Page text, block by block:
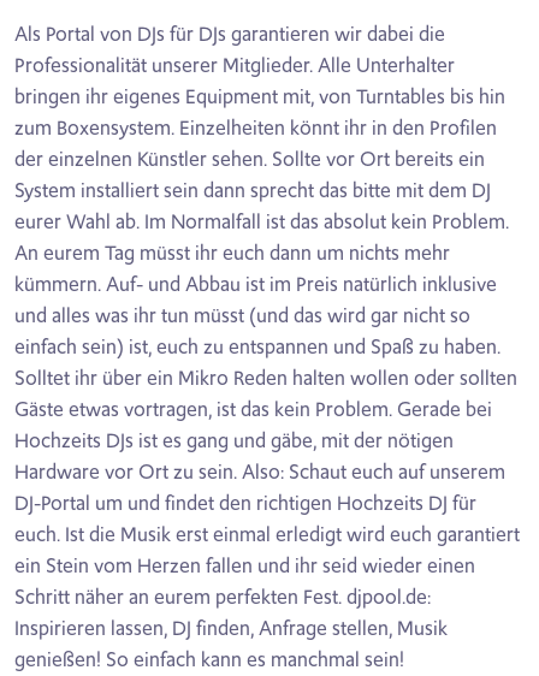
Als Portal von DJs für DJs garantieren wir dabei die
Professionalität unserer Mitglieder. Alle Unterhalter
bringen ihr eigenes Equipment mit, von Turntables bis hin
zum Boxensystem. Einzelheiten könnt ihr in den Profilen
der einzelnen Künstler sehen. Sollte vor Ort bereits ein
System installiert sein dann sprecht das bitte mit dem DJ
eurer Wahl ab. Im Normalfall ist das absolut kein Problem.
An eurem Tag müsst ihr euch dann um nichts mehr
kümmern. Auf- und Abbau ist im Preis natürlich inklusive
und alles was ihr tun müsst (und das wird gar nicht so
einfach sein) ist, euch zu entspannen und Spaß zu haben.
Solltet ihr über ein Mikro Reden halten wollen oder sollten
Gäste etwas vortragen, ist das kein Problem. Gerade bei
Hochzeits DJs ist es gang und gäbe, mit der nötigen
Hardware vor Ort zu sein. Also: Schaut euch auf unserem
DJ-Portal um und findet den richtigen Hochzeits DJ für
euch. Ist die Musik erst einmal erledigt wird euch garantiert
ein Stein vom Herzen fallen und ihr seid wieder einen
Schritt näher an eurem perfekten Fest. djpool.de:
Inspirieren lassen, DJ finden, Anfrage stellen, Musik
genießen! So einfach kann es manchmal sein!